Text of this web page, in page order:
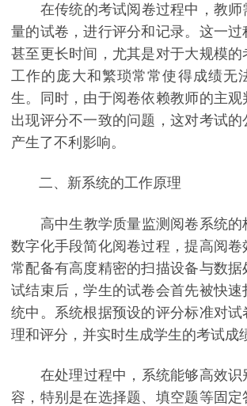
在传统的考试阅卷过程中，教师
量的试卷，进行评分和记录。这一过
甚至更长时间，尤其是对于大规模的
工作的庞大和繁琐常常使得成绩无
生。同时，由于阅卷依赖教师的主观
出现评分不一致的问题，这对考试的
产生了不利影响。
二、新系统的工作原理
高中生教学质量监测阅卷系统的
数字化手段简化阅卷过程，提高阅卷
常配备有高度精密的扫描设备与数
试结束后，学生的试卷会首先被快速
统中。系统根据预设的评分标准对试
理和评分，并实时生成学生的考试成
在处理过程中，系统能够高效识
容，特别是在选择题、填空题等固定